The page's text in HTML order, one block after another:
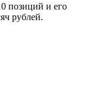
позиций и его
рублей.